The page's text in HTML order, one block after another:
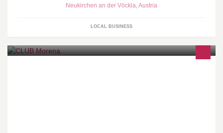
Neukirchen an der Vöckla,Austria
LOCAL BUSINESS